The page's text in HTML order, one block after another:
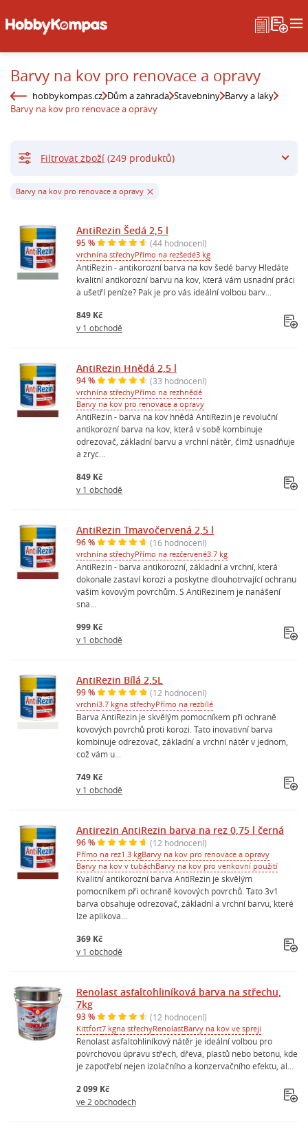
Barvy na kov pro renovace a opravy
hobbykompas.cz Dům a zahrada Stavebniny Barvy a laky
Barvy na kov pro renovace a opravy
AntiRezin Šedá 2,5 l
95 % (44 hodnocení)
vrchnína střechyPřímo na rezšedé3 kg
AntiRezin - antikorozní barva na kov šedé barvy Hledáte
kvalitní antikorozní barvu na kov, která vám usnadní práci
a ušetří peníze? Pak je pro vás ideální volbou barv...
849 Kč
v 1 obchodě
AntiRezin Hnědá 2,5 l
94 % (33 hodnocení)
vrchnína střechyPřímo na rezhnědé
Barvy na kov pro renovace a opravy
AntiRezin - barva na kov hnědá AntiRezin je revoluční
antikorozní barva na kov, která v sobě kombinuje
odrezovač, základní barvu a vrchní nátěr, čímž usnadňuje
a zryc...
849 Kč
v 1 obchodě
AntiRezin Tmavočervená 2,5 l
96 % (16 hodnocení)
vrchnína střechyPřímo na rezčervené3.7 kg
AntiRezin - barva antikorozní, základní a vrchní, která
dokonale zastaví korozi a poskytne dlouhotrvající ochranu
vašim kovovým povrchům. S AntiRezinem je nanášení
sna...
999 Kč
v 1 obchodě
AntiRezin Bílá 2,5L
99 % (12 hodnocení)
vrchní3.7 kgna střechyPřímo na rezbílé
Barva AntiRezin je skvělým pomocníkem při ochraně
kovových povrchů proti korozi. Tato inovativní barva
kombinuje odrezovač, základní a vrchní nátěr v jednom,
což vám u...
749 Kč
v 1 obchodě
Antirezin AntiRezin barva na rez 0,75 l černá
96 % (12 hodnocení)
Přímo na rez1.3 kgBarvy na kov pro renovace a opravy
Barvy na kov v tubáchBarvy na kov pro venkovní použití
Kvalitní antikorozní barva AntiRezin je skvělým
pomocníkem při ochraně kovových povrchů. Tato 3v1
barva obsahuje odrezovač, základní a vrchní barvu, které
lze aplikova...
369 Kč
v 1 obchodě
Renolast asfaltohliníková barva na střechu,
7kg
93 % (12 hodnocení)
Kittfort7 kgna střechyRenolastBarvy na kov ve spreji
Renolast asfaltohliníkový nátěr je ideální volbou pro
povrchovou úpravu střech, dřeva, plastů nebo betonu, kde
je zapotřebí nejen izolačního a konzervačního efektu, al...
2 099 Kč
ve 2 obchodech
Filtrovat zboží (249 produktů)
Barvy na kov pro renovace a opravy